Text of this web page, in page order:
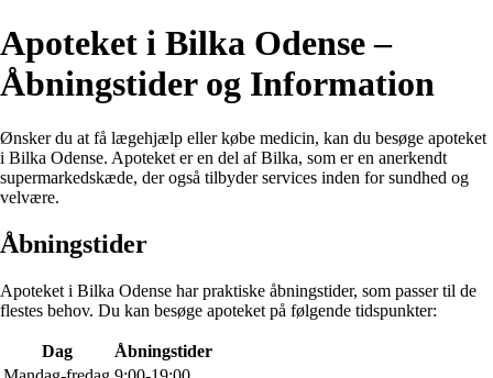
Apoteket i Bilka Odense –
Åbningstider og Information
Ønsker du at få lægehjælp eller købe medicin, kan du besøge apoteket
i Bilka Odense. Apoteket er en del af Bilka, som er en anerkendt
supermarkedskæde, der også tilbyder services inden for sundhed og
velvære.
Åbningstider
Apoteket i Bilka Odense har praktiske åbningstider, som passer til de
flestes behov. Du kan besøge apoteket på følgende tidspunkter:
Dag
Åbningstider